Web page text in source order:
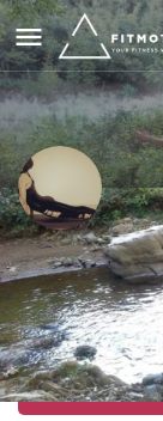
Wellness Coach
Κλήση